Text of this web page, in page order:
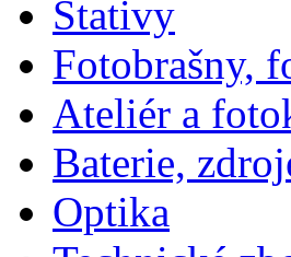
Stativy
Fotobrašny,
Ateliér a
Baterie,
Optika